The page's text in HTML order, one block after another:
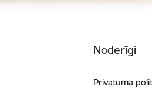
Noderīgi
Privātuma